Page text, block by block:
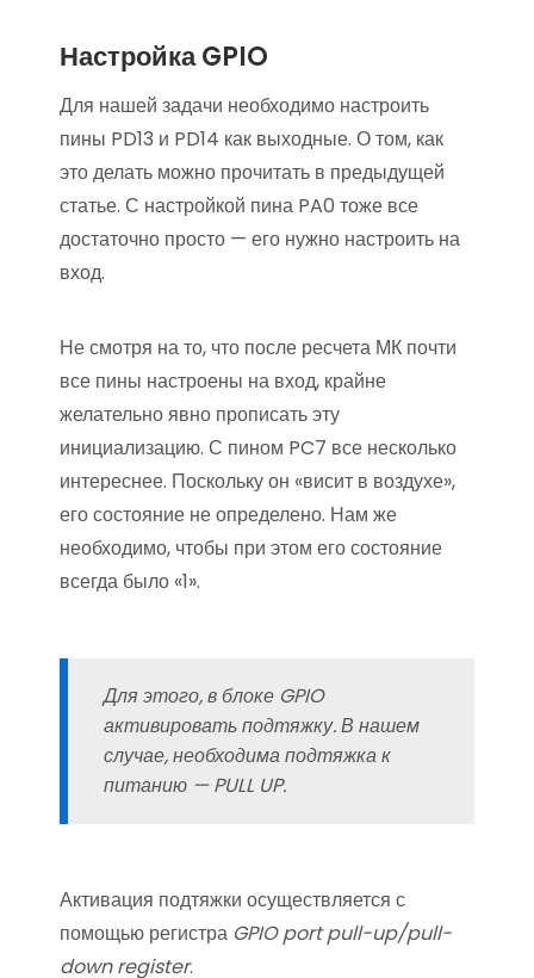
Настройка GPIO
Для нашей задачи необходимо настроить
пины PD13 и PD14 как выходные. О том, как
это делать можно прочитать в предыдущей
статье. С настройкой пина PA0 тоже все
достаточно просто — его нужно настроить на
вход.
Не смотря на то, что после ресчета МК почти
все пины настроены на вход, крайне
желательно явно прописать эту
инициализацию. С пином PC7 все несколько
интереснее. Поскольку он «висит в воздухе»,
его состояние не определено. Нам же
необходимо, чтобы при этом его состояние
всегда было «1».
Для этого, в блоке GPIO
активировать подтяжку. В нашем
случае, необходима подтяжка к
питанию — PULL UP.
Активация подтяжки осуществляется с
помощью регистра GPIO port pull-up/pull-
down register.